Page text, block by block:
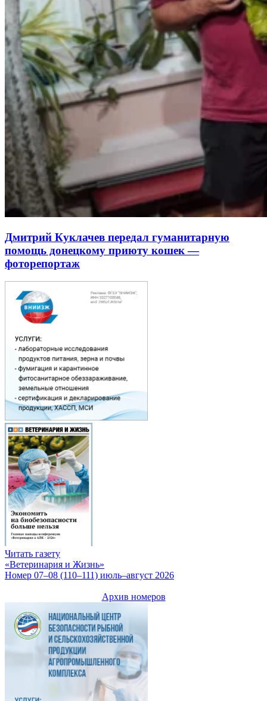
Дмитрий Куклачев передал гуманитарную
помощь донецкому приюту кошек —
фоторепортаж
Читать газету
«Ветеринария и Жизнь»
Номер 07–08 (110–111) июль–август 2026
Архив номеров